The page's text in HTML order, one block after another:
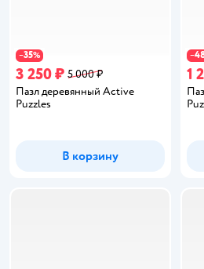
−35%
3 250 ₽ 5 000 ₽
Пазл деревянный Active
Puzzles
В корзину
−
1